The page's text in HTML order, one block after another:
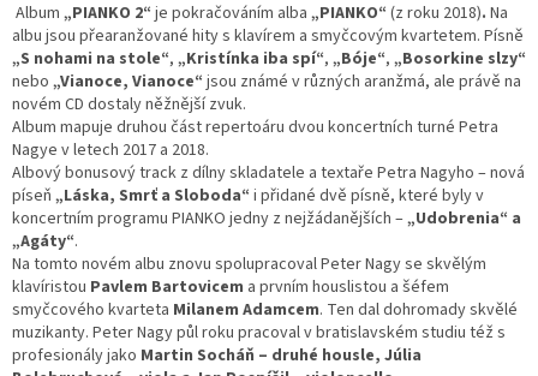
Album „PIANKO 2“ je pokračováním alba „PIANKO“ (z roku 2018). Na
albu jsou přearanžované hity s klavírem a smyčcovým kvartetem. Písně
„S nohami na stole“, „Kristínka iba spí“, „Bóje“, „Bosorkine slzy“
nebo „Vianoce, Vianoce“ jsou známé v různých aranžmá, ale právě na
novém CD dostaly něžnější zvuk.
Album mapuje druhou část repertoáru dvou koncertních turné Petra
Nagye v letech 2017 a 2018.
Albový bonusový track z dílny skladatele a textaře Petra Nagyho – nová
píseň „Láska, Smrť a Sloboda“ i přidané dvě písně, které byly v
koncertním programu PIANKO jedny z nejžádanějších –„Udobrenia“ a
„Agáty“.
Na tomto novém albu znovu spolupracoval Peter Nagy se skvělým
klavíristou Pavlem Bartovicem a prvním houslistou a šéfem
smyčcového kvarteta Milanem Adamcem. Ten dal dohromady skvělé
muzikanty. Peter Nagy půl roku pracoval v bratislavském studiu též s
profesionály jako Martin Socháň – druhé housle, Júlia